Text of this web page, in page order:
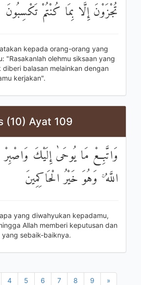
تُجْزَوْنَ إِلَّا بِمَا كُنْتُمْ تَكْسِبُونَ
kepada orang-orang yang
"Rasakanlah olehmu siksaan yang
balasan melainkan dengan
kerjakan".
(10) Ayat 109
وَاتَّبِعْ مَا يُوحَىٰ إِلَيْكَ
اللَّهُ ۚ وَهُوَ خَيْرُ الْحَاكِمِينَ
yang diwahyukan kepadamu,
Allah memberi keputusan dan
yang sebaik-baiknya.
4 5 6 7 8 9 »